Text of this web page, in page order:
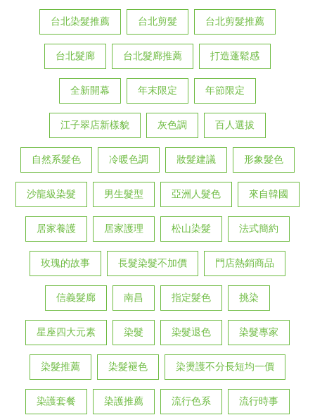
台北染髮推薦 台北剪髮 台北剪髮推薦
台北髮廊 台北髮廊推薦 打造蓬鬆感
全新開幕 年末限定 年節限定
江子翠店新樣貌 灰色調 百人選拔
自然系髮色 冷暖色調 妝髮建議 形象髮色
沙龍級染髮 男生髮型 亞洲人髮色 來自韓國
居家養護 居家護理 松山染髮 法式簡約
玫瑰的故事 長髮染髮不加價 門店熱銷商品
信義髮廊 南昌 指定髮色 挑染
星座四大元素 染髮 染髮退色 染髮專家
染髮推薦 染髮褪色 染燙護不分長短均一價
染護套餐 染護推薦 流行色系 流行時事